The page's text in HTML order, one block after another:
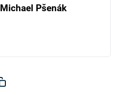
Michael Pšenák